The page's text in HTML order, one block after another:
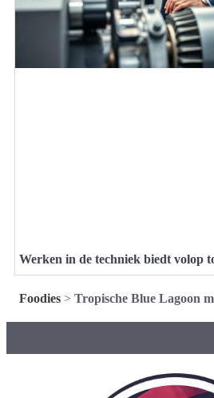
Werken in de techniek biedt volop
Foodies > Tropische Blue Lagoon